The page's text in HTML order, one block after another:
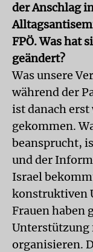
der Anschlag
FPÖ. Was hat
geändert?
Was unsere
während der
ist danach
gekommen.
beansprucht,
und der
Israel
konstruktiven
Frauen haben
Unterstützung
organisieren.